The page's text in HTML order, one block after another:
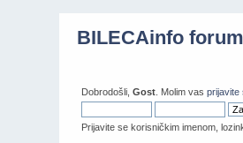
BILECAinfo forum
Dobrodošli,Gost . Molim vasprijavite
Prijavite se korisničkim imenom,